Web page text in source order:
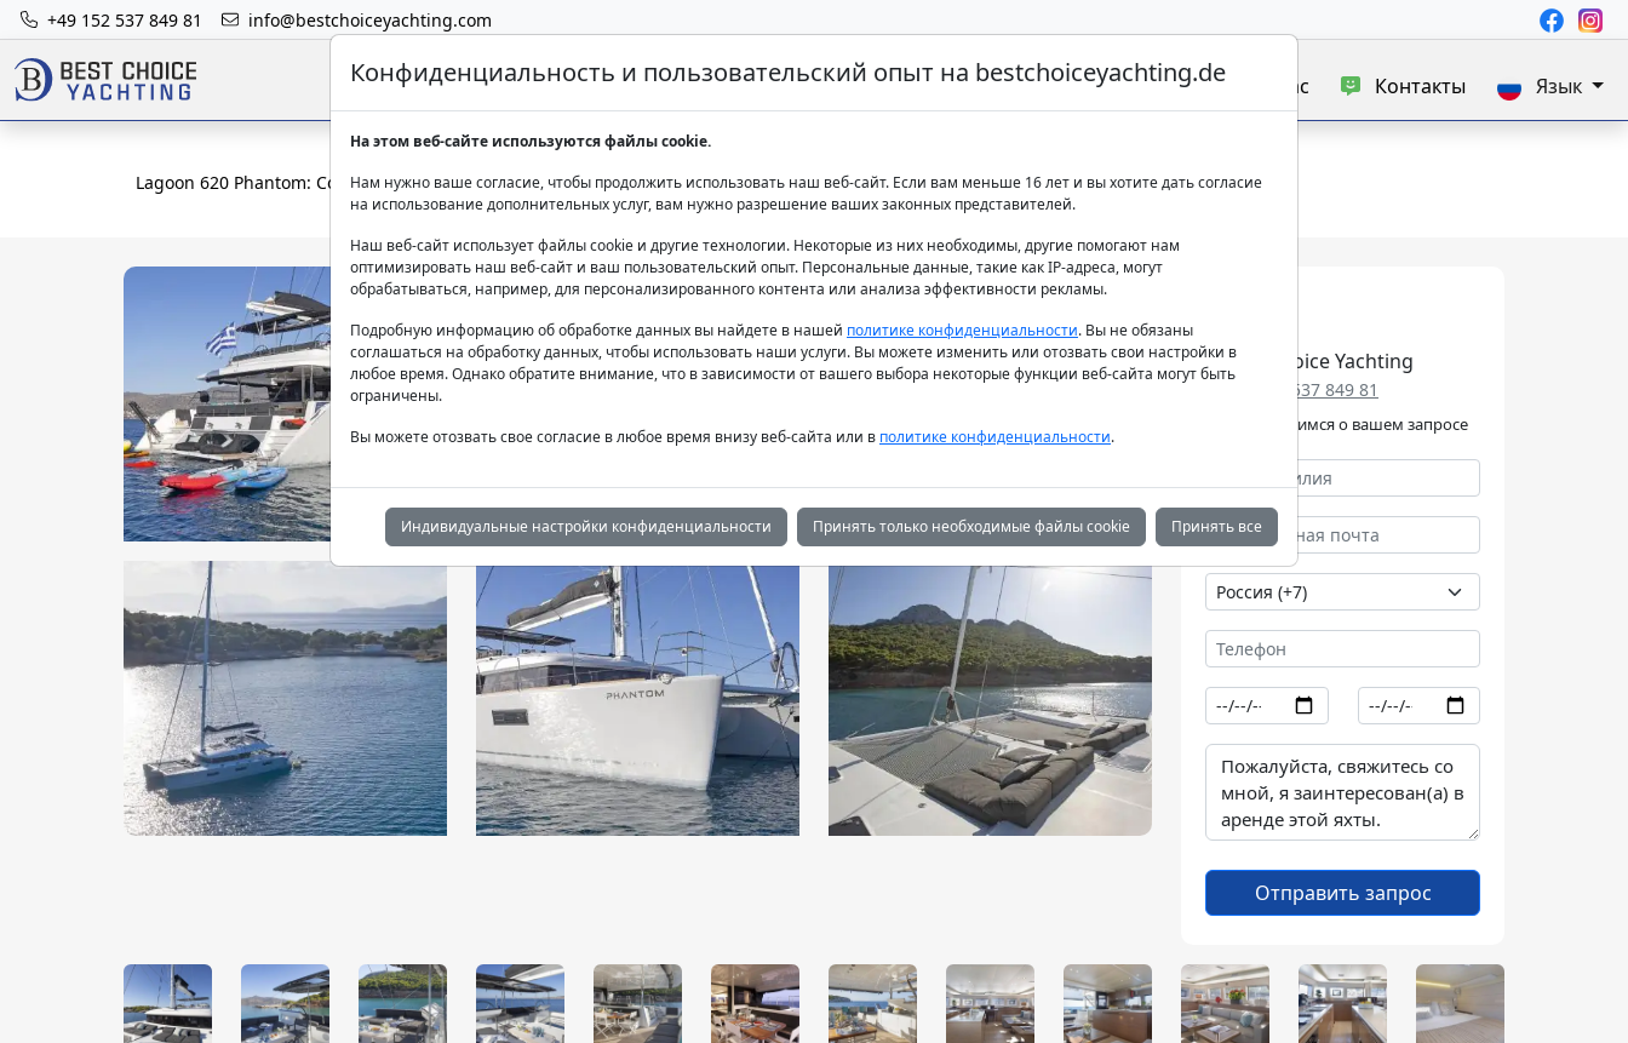
+49 152 537 849 81 info@bestchoiceyachting.com
Аренда яхт класса люкс Аренда яхт Продажа яхт Блог О нас Контакты Язык
Lagoon 620 Phantom: Со шкипером в Греции
Best Choice Yachting
+49 152 537 849 81
Мы позаботимся о вашем запросе
Отправить запрос
Конфиденциальность и пользовательский опыт на bestchoiceyachting.de
На этом веб-сайте используются файлы cookie.
Нам нужно ваше согласие, чтобы продолжить использовать наш веб-сайт. Если вам меньше 16 лет и вы хотите дать согласие
на использование дополнительных услуг, вам нужно разрешение ваших законных представителей.
Наш веб-сайт использует файлы cookie и другие технологии. Некоторые из них необходимы, другие помогают нам
оптимизировать наш веб-сайт и ваш пользовательский опыт. Персональные данные, такие как IP-адреса, могут
обрабатываться, например, для персонализированного контента или анализа эффективности рекламы.
Подробную информацию об обработке данных вы найдете в нашей политике конфиденциальности. Вы не обязаны
соглашаться на обработку данных, чтобы использовать наши услуги. Вы можете изменить или отозвать свои настройки в
любое время. Однако обратите внимание, что в зависимости от вашего выбора некоторые функции веб-сайта могут быть
ограничены.
Вы можете отозвать свое согласие в любое время внизу веб-сайта или в политике конфиденциальности.
Индивидуальные настройки конфиденциальности Принять только необходимые файлы cookie Принять все